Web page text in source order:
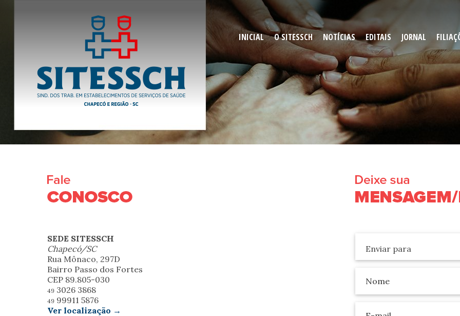
INICIAL O SITESSCH NOTÍCIAS EDITAIS JORNAL
SEDE SITESSCH
Chapecó/SC
Rua Mônaco, 297D
Bairro Passo dos Fortes
CEP 89.805-030
49 3026 3868
49 99911 5876
Ver localização →